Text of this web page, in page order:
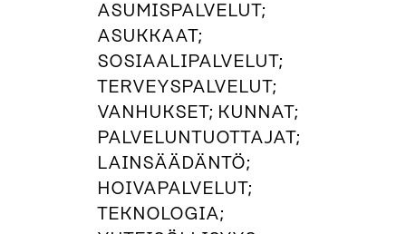
ASUMISPALVELUT;
ASUKKAAT;
SOSIAALIPALVELUT;
TERVEYSPALVELUT;
VANHUKSET; KUNNAT;
PALVELUNTUOTTAJAT;
LAINSÄÄDÄNTÖ;
HOIVAPALVELUT;
TEKNOLOGIA;